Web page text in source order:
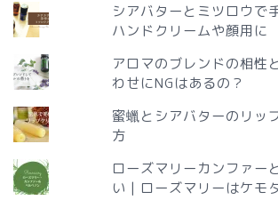
シアバターとミツロウで
ハンドクリームや顔用に
アロマのブレンドの相性
わせにNGはあるの？
蜜蠟とシアバターのリッ
方
ローズマリーカンファー
い | ローズマリーはケモ